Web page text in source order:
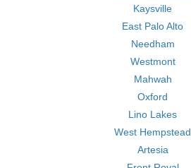
Kaysville
East Palo Alto
Needham
Westmont
Mahwah
Oxford
Lino Lakes
West Hempstead
Artesia